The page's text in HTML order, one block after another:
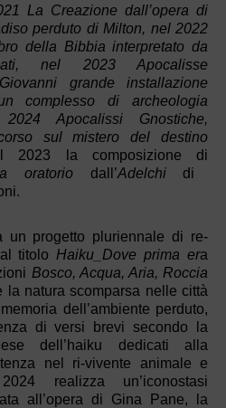
La Creazione dall’opera di
perduto di Milton, nel 2022
della Bibbia interpretato da
nel 2023 Apocalisse
grande installazione
complesso di archeologia
Apocalissi Gnostiche,
sul mistero del destino
2023 la composizione di
oratorio dall’Adelchidi
un progetto pluriennale di re-
titolo Haiku_Dove prima era
Bosco, Acqua, Aria, Roccia
la natura scomparsa nelle città
dell’ambiente perduto,
di versi brevi secondo la
dell’haiku dedicati alla
nel ri-vivente animale e
realizza un’iconostasi
all’opera di Gina Pane, la